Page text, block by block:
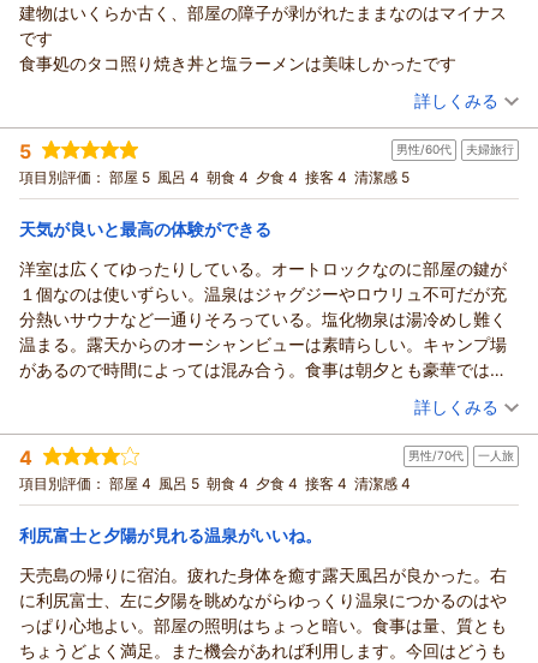
建物はいくらか古く、部屋の障子が剥がれたままなのはマイナス
です
食事処のタコ照り焼き丼と塩ラーメンは美味しかったです
（投稿日：2026/06/29）
宿泊時期： 2026年05月宿泊 (夫婦旅行)
投稿者： ミノリさん
宿泊プラン： 【素泊まりプラン】気軽に滞在！日本海を一望する温泉露天風
呂でリフレッシュ♪
和室 食事なし
宿泊価格帯： 6,001～7,000円(大人一人あたり/税込)
詳しくみる
5 男性/60代 夫婦旅行
項目別評価： 部屋 5 風呂 4 朝食 4 夕食 4 接客 4 清潔感 5
天気が良いと最高の体験ができる
洋室は広くてゆったりしている。オートロックなのに部屋の鍵が
１個なのは使いずらい。温泉はジャグジーやロウリュ不可だが充
分熱いサウナなど一通りそろっている。塩化物泉は湯冷めし難く
温まる。露天からのオーシャンビューは素晴らしい。キャンプ場
があるので時間によっては混み合う。食事は朝夕とも豪華では無
いが必要十分で、フグと鰊の三平汁が美味しかった。レストラン
のラーメンは千歳の名店えんやのラーメン。この他金比羅神社の
御守や御朱印があったり、宿泊者は天文台の入場券のサービスが
ある。
（投稿日：2026/06/18）
宿泊時期： 2026年06月宿泊 (夫婦旅行)
投稿者： じんさん(男性/60代)
宿泊プラン： 【2食付/スタンダードプラン】見渡す限りの海岸線！日本海の
絶景と温泉露天風呂をリーズナブルに満喫
ツイン 朝・夕
宿泊価格帯： 11,001～12,000円(大人一人あたり/税込)
詳しくみる
4 男性/70代 一人旅
項目別評価： 部屋 4 風呂 5 朝食 4 夕食 4 接客 4 清潔感 4
利尻富士と夕陽が見れる温泉がいいね。
天売島の帰りに宿泊。疲れた身体を癒す露天風呂が良かった。右
に利尻富士、左に夕陽を眺めながらゆっくり温泉につかるのはや
っぱり心地よい。部屋の照明はちょっと暗い。食事は量、質とも
ちょうどよく満足。また機会があれば利用します。今回はどうも